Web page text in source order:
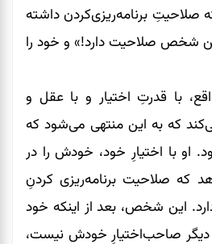
صلاحیتِ برنامه‌ریزی‌کردن داشته
شخص صلاحیت دارد!» و خود را
با قدرتِ اختیار و با عقل و
که به این منتهی می‌‌شود که
او با اختیارِ خود، خودش را در
که صلاحیت برنامه‌ریزی کردنِ
این شخص، بعد از اینکه خود
دیگر صاحب‌اختیارِ خودش نیست،